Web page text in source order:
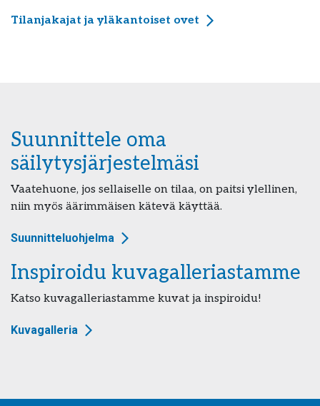
Tilanjakajat ja yläkantoiset ovet
Suunnittele oma
säilytysjärjestelmäsi
Vaatehuone, jos sellaiselle on tilaa, on paitsi ylellinen,
niin myös äärimmäisen kätevä käyttää.
Suunnitteluohjelma
Inspiroidu kuvagalleriastamme
Katso kuvagalleriastamme kuvat ja inspiroidu!
Kuvagalleria